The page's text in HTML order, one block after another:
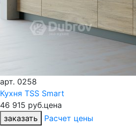
арт. 0258
Кухня TSS Smart
46 915 руб.цена
заказать
Расчет цены